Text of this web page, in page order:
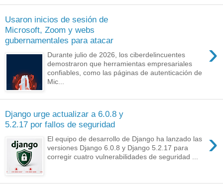
Usaron inicios de sesión de
Microsoft, Zoom y webs
gubernamentales para atacar
›
Durante julio de 2026, los ciberdelincuentes
demostraron que herramientas empresariales
confiables, como las páginas de autenticación de
Mic...
Django urge actualizar a 6.0.8 y
5.2.17 por fallos de seguridad
›
El equipo de desarrollo de Django ha lanzado las
versiones Django 6.0.8 y Django 5.2.17 para
corregir cuatro vulnerabilidades de seguridad ...